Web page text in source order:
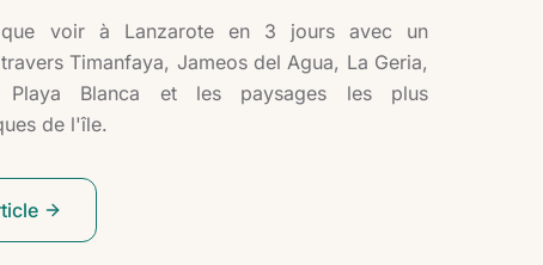
que voir à Lanzarote en 3 jours avec un
Timanfaya, Jameos del Agua, La Geria,
Blanca et les paysages les plus
de l'île.